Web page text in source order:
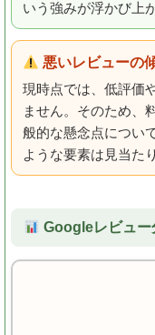
いう強みが浮かび上
悪いレビューの
現時点では、低評価
ません。そのため、
般的な懸念点につい
ような要素は見当た
Googleレビュー